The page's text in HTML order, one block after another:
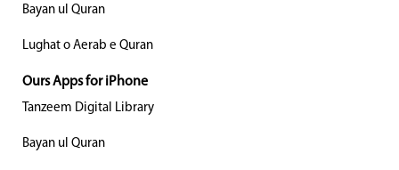
Bayan ul Quran
Lughat o Aerab e Quran
Ours Apps for iPhone
Tanzeem Digital Library
Bayan ul Quran